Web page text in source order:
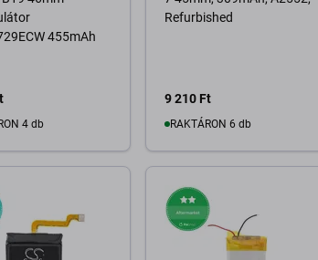
455mAh
4 db
Refurbished
9 210 Ft
RAKTÁRON 6 db